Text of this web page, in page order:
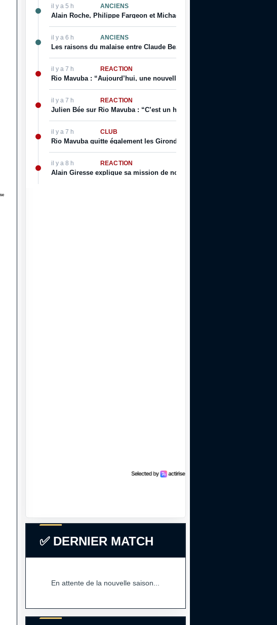
il y a 5 h ANCIENS
Alain Roche, Philippe Fargeon et Michaël Ciani parlent de leur rapport
il y a 6 h ANCIENS
Les raisons du malaise entre Claude Bez et Alain Giresse
il y a 7 h RÉACTION
Rio Mavuba : “Aujourd’hui, une nouvelle page se tourne […] j’espère
il y a 7 h RÉACTION
Julien Bée sur Rio Mavuba : “C’est un homme qui incarne les valeurs
il y a 7 h CLUB
Rio Mavuba quitte également les Girondins de Bordeaux
il y a 8 h RÉACTION
Alain Giresse explique sa mission de nouveau Directeur Technique du
✅ DERNIER MATCH
En attente de la nouvelle saison...